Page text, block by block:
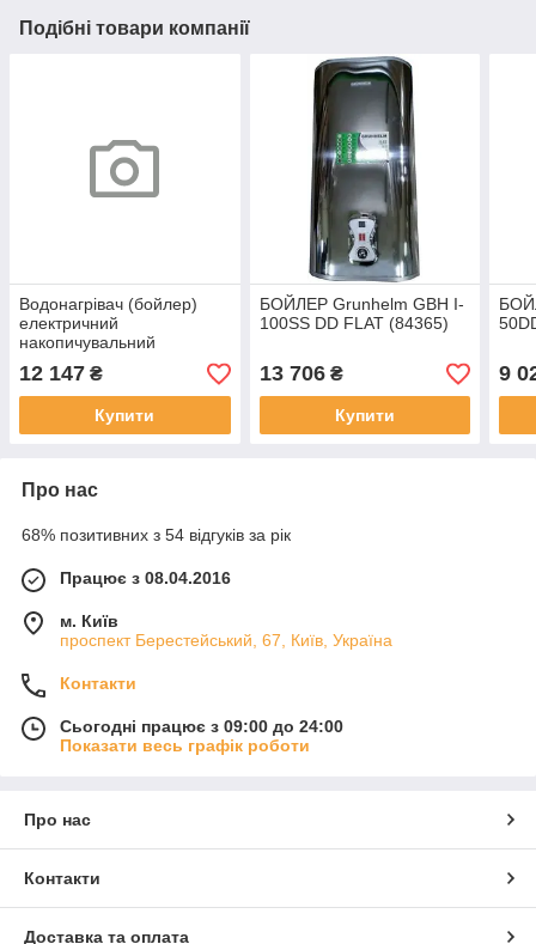
Подібні товари компанії
Водонагрівач (бойлер)
електричний
накопичувальний
Grunhelm GBH I-80DD Flat
12 147 ₴
Купити
БОЙЛЕР Grunhelm GBH I-
100SS DD FLAT (84365)
13 706₴
Купити
9
Про нас
68% позитивних з 54 відгуків за рік
Працює з 08.04.2016
м. Київ
проспект Берестейський, 67, Київ, Україна
Контакти
Сьогодні працює з 09:00 до 24:00
Показати весь графік роботи
Про нас
Контакти
Доставка та оплата